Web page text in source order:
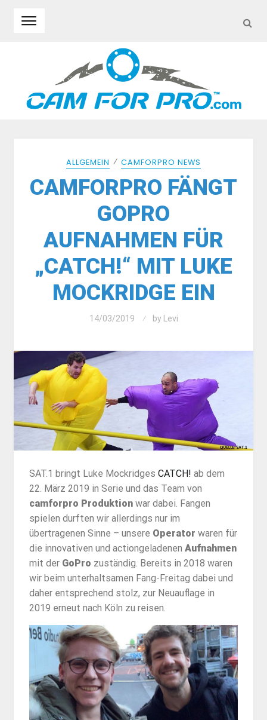
ALLGEMEIN ⁄ CAMFORPRO NEWS
CAMFORPRO FÄNGT
GOPRO
AUFNAHMEN FÜR
„CATCH!“ MIT LUKE
MOCKRIDGE EIN
14/03/2019 by Levi
SAT.1 bringt Luke Mockridges CATCH! ab dem
22. März 2019 in Serie und das Team von
camforpro Produktionwar dabei. Fangen
spielen durften wir allerdings nur im
übertragenen Sinne – unsere Operator waren für
die innovativen und actiongeladenen Aufnahmen
mit der GoPro zuständig. Bereits in 2018 waren
wir beim unterhaltsamen Fang-Freitag dabei und
daher entsprechend stolz, zur Neuauflage in
2019 erneut nach Köln zu reisen.